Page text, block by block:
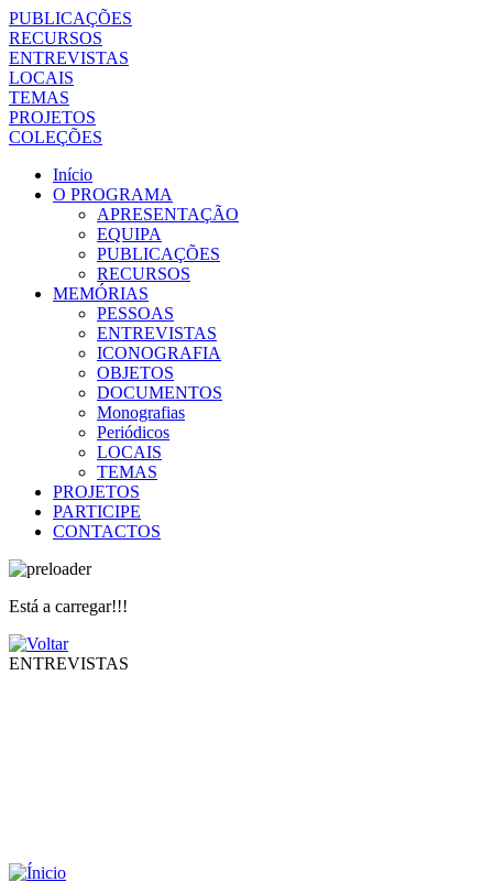
PUBLICAÇÕES
RECURSOS
ENTREVISTAS
LOCAIS
TEMAS
PROJETOS
COLEÇÕES
Início
O PROGRAMA
APRESENTAÇÃO
EQUIPA
PUBLICAÇÕES
RECURSOS
MEMÓRIAS
PESSOAS
ENTREVISTAS
ICONOGRAFIA
OBJETOS
DOCUMENTOS
Monografias
Periódicos
LOCAIS
TEMAS
PROJETOS
PARTICIPE
CONTACTOS
Está a carregar!!!
ENTREVISTAS